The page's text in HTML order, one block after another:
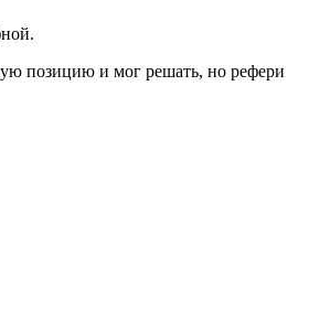
позицию и мог решать, но рефери